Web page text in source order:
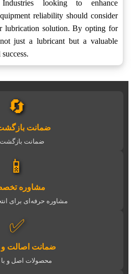
looking to enhance
reliability should consider
lubrication solution. By opting for
just a lubricant but a valuable
🔄
ضمانت بازگشت
ضمانت بازگشت
📱
مشاوره
مشاوره حرفه‌ای برای
✅
ضمانت اصالت و
محصولات اصل و با